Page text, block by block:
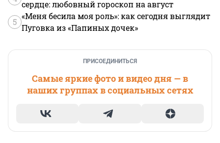
сердце: любовный гороскоп на август
5
«Меня бесила моя роль»: как сегодня выглядит
Пуговка из «Папиных дочек»
ПРИСОЕДИНИТЬСЯ
Самые яркие фото и видео дня — в
наших группах в социальных сетях